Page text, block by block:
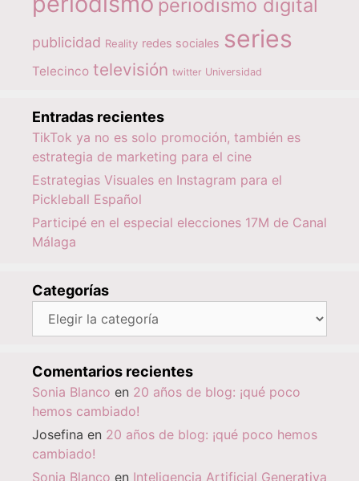
periodismo digital
publicidad Reality redes sociales series
Telecinco televisión twitter Universidad
Entradas recientes
TikTok ya no es solo promoción, también es
estrategia de marketing para el cine
Estrategias Visuales en Instagram para el
Pickleball Español
Participé en el especial elecciones 17M de Canal
Málaga
Categorías
Comentarios recientes
Sonia Blanco en 20 años de blog: ¡qué poco
hemos cambiado!
Josefina en 20 años de blog: ¡qué poco hemos
cambiado!
Sonia Blanco en Inteligencia Artificial Generativa